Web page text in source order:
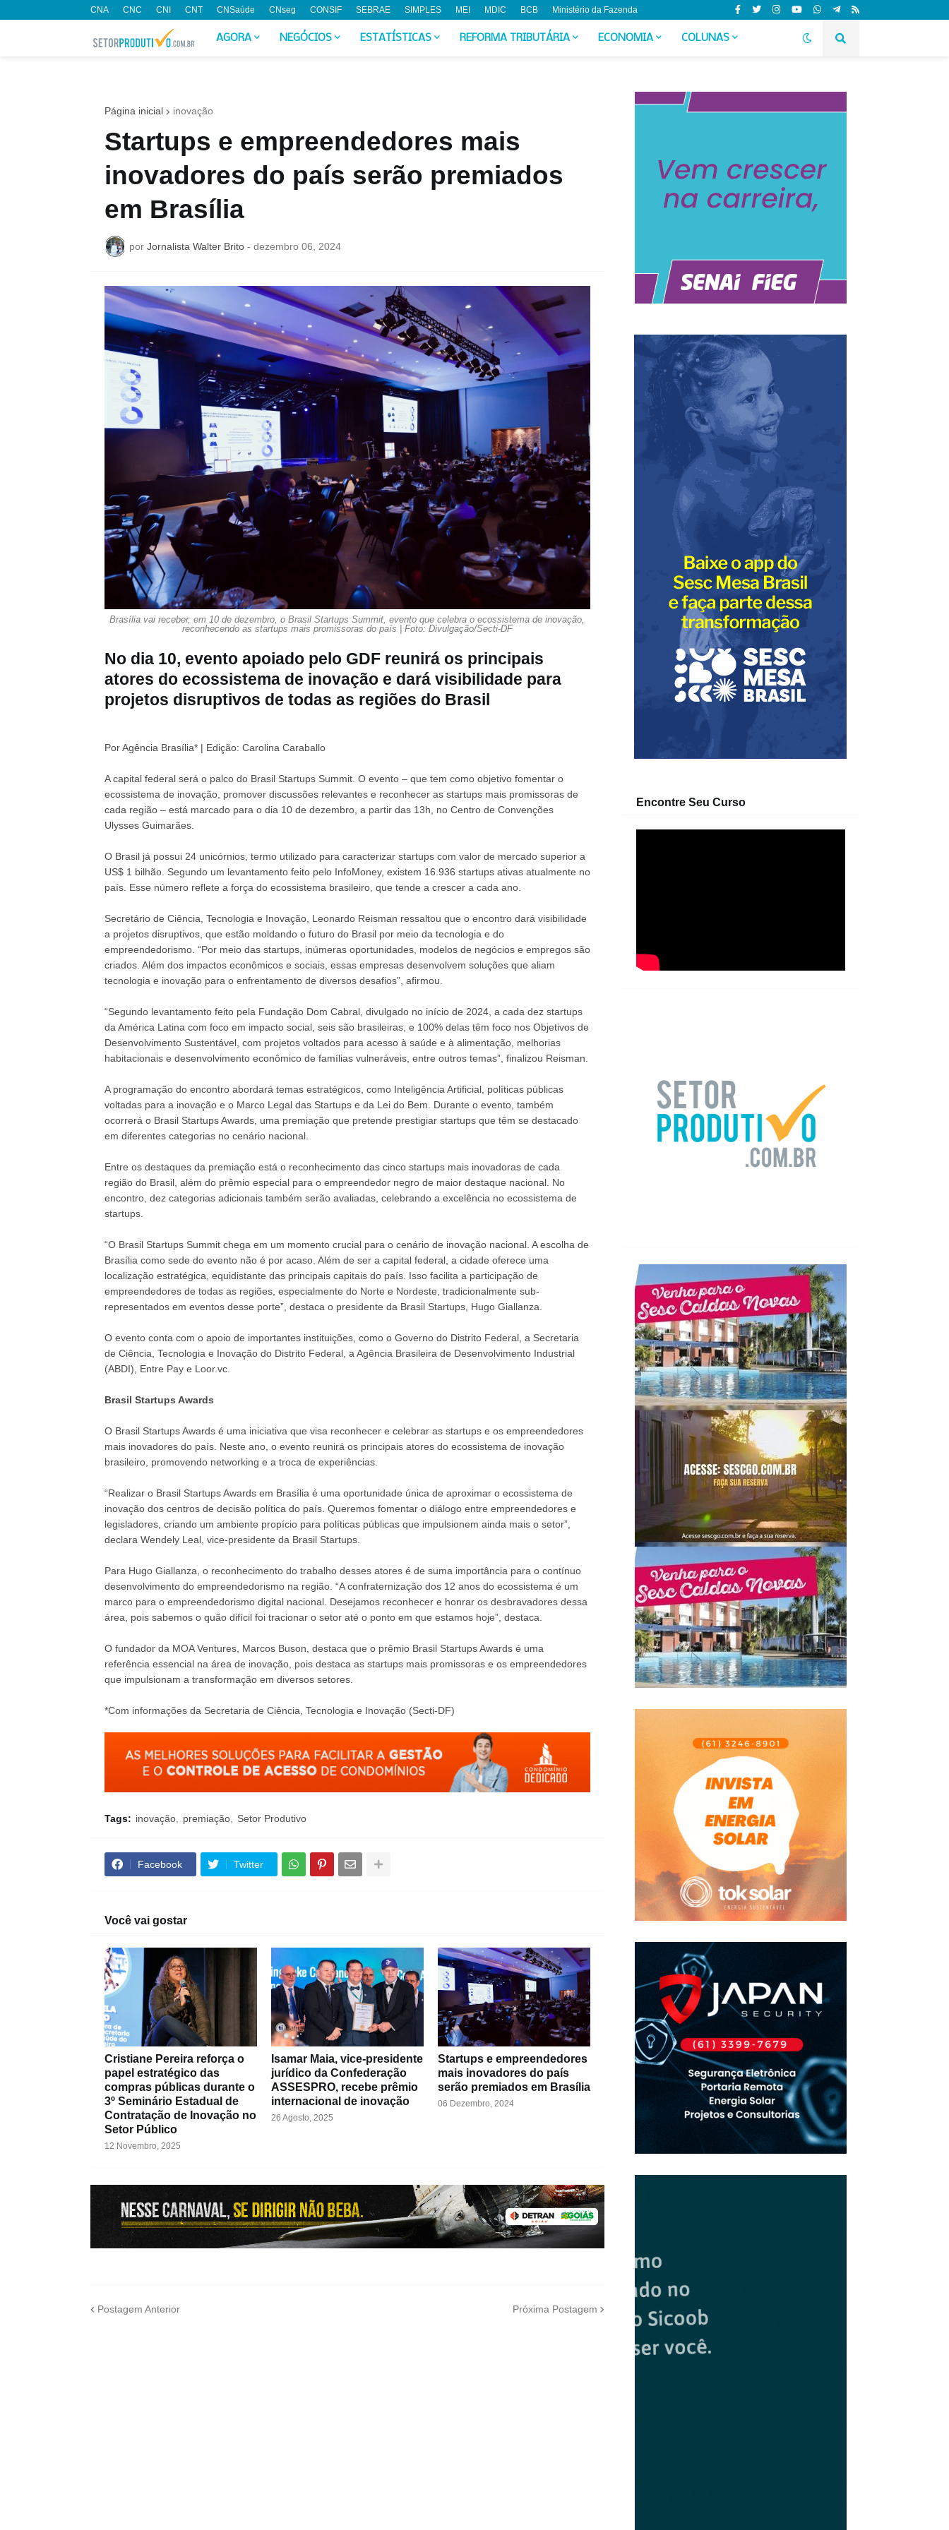
CNA CNC CNI CNT CNSaúde CNseg CONSIF SEBRAE SIMPLES MEI MDIC BCB Ministério da Fazenda
AGORA NEGÓCIOS ESTATÍSTICAS REFORMA TRIBUTÁRIA ECONOMIA COLUNAS
Página inicial inovação
Startups e empreendedores mais
inovadores do país serão premiados
em Brasília
por Jornalista Walter Brito - dezembro 06, 2024
Brasília vai receber, em 10 de dezembro, o Brasil Startups Summit, evento que celebra o ecossistema de inovação,
reconhecendo as startups mais promissoras do país | Foto: Divulgação/Secti-DF
No dia 10, evento apoiado pelo GDF reunirá os principais
atores do ecossistema de inovação e dará visibilidade para
projetos disruptivos de todas as regiões do Brasil
Por Agência Brasília* | Edição: Carolina Caraballo
A capital federal será o palco do Brasil Startups Summit. O evento – que tem como objetivo fomentar o
ecossistema de inovação, promover discussões relevantes e reconhecer as startups mais promissoras de
cada região – está marcado para o dia 10 de dezembro, a partir das 13h, no Centro de Convenções
Ulysses Guimarães.
O Brasil já possui 24 unicórnios, termo utilizado para caracterizar startups com valor de mercado superior a
US$ 1 bilhão. Segundo um levantamento feito pelo InfoMoney, existem 16.936 startups ativas atualmente no
país. Esse número reflete a força do ecossistema brasileiro, que tende a crescer a cada ano.
Secretário de Ciência, Tecnologia e Inovação, Leonardo Reisman ressaltou que o encontro dará visibilidade
a projetos disruptivos, que estão moldando o futuro do Brasil por meio da tecnologia e do
empreendedorismo. “Por meio das startups, inúmeras oportunidades, modelos de negócios e empregos são
criados. Além dos impactos econômicos e sociais, essas empresas desenvolvem soluções que aliam
tecnologia e inovação para o enfrentamento de diversos desafios”, afirmou.
“Segundo levantamento feito pela Fundação Dom Cabral, divulgado no início de 2024, a cada dez startups
da América Latina com foco em impacto social, seis são brasileiras, e 100% delas têm foco nos Objetivos de
Desenvolvimento Sustentável, com projetos voltados para acesso à saúde e à alimentação, melhorias
habitacionais e desenvolvimento econômico de famílias vulneráveis, entre outros temas”, finalizou Reisman.
A programação do encontro abordará temas estratégicos, como Inteligência Artificial, políticas públicas
voltadas para a inovação e o Marco Legal das Startups e da Lei do Bem. Durante o evento, também
ocorrerá o Brasil Startups Awards, uma premiação que pretende prestigiar startups que têm se destacado
em diferentes categorias no cenário nacional.
Entre os destaques da premiação está o reconhecimento das cinco startups mais inovadoras de cada
região do Brasil, além do prêmio especial para o empreendedor negro de maior destaque nacional. No
encontro, dez categorias adicionais também serão avaliadas, celebrando a excelência no ecossistema de
startups.
“O Brasil Startups Summit chega em um momento crucial para o cenário de inovação nacional. A escolha de
Brasília como sede do evento não é por acaso. Além de ser a capital federal, a cidade oferece uma
localização estratégica, equidistante das principais capitais do país. Isso facilita a participação de
empreendedores de todas as regiões, especialmente do Norte e Nordeste, tradicionalmente sub-
representados em eventos desse porte”, destaca o presidente da Brasil Startups, Hugo Giallanza.
O evento conta com o apoio de importantes instituições, como o Governo do Distrito Federal, a Secretaria
de Ciência, Tecnologia e Inovação do Distrito Federal, a Agência Brasileira de Desenvolvimento Industrial
(ABDI), Entre Pay e Loor.vc.
Brasil Startups Awards
O Brasil Startups Awards é uma iniciativa que visa reconhecer e celebrar as startups e os empreendedores
mais inovadores do país. Neste ano, o evento reunirá os principais atores do ecossistema de inovação
brasileiro, promovendo networking e a troca de experiências.
“Realizar o Brasil Startups Awards em Brasília é uma oportunidade única de aproximar o ecossistema de
inovação dos centros de decisão política do país. Queremos fomentar o diálogo entre empreendedores e
legisladores, criando um ambiente propício para políticas públicas que impulsionem ainda mais o setor”,
declara Wendely Leal, vice-presidente da Brasil Startups.
Para Hugo Giallanza, o reconhecimento do trabalho desses atores é de suma importância para o contínuo
desenvolvimento do empreendedorismo na região. “A confraternização dos 12 anos do ecossistema é um
marco para o empreendedorismo digital nacional. Desejamos reconhecer e honrar os desbravadores dessa
área, pois sabemos o quão difícil foi tracionar o setor até o ponto em que estamos hoje”, destaca.
O fundador da MOA Ventures, Marcos Buson, destaca que o prêmio Brasil Startups Awards é uma
referência essencial na área de inovação, pois destaca as startups mais promissoras e os empreendedores
que impulsionam a transformação em diversos setores.
*Com informações da Secretaria de Ciência, Tecnologia e Inovação (Secti-DF)
Tags: inovação premiação Setor Produtivo
Facebook Twitter
Você vai gostar
Cristiane Pereira reforça o
papel estratégico das
compras públicas durante o
3º Seminário Estadual de
Contratação de Inovação no
Setor Público
12 Novembro, 2025
Isamar Maia, vice-presidente
jurídico da Confederação
ASSESPRO, recebe prêmio
internacional de inovação
26 Agosto, 2025
Startups e empreendedores
mais inovadores do país
serão premiados em Brasília
06 Dezembro, 2024
Postagem Anterior Próxima Postagem
Encontre Seu Curso